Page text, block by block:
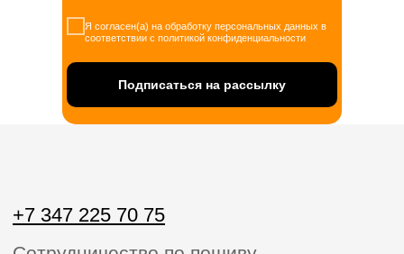
Я согласен(а) на обработку персональных данных в
соответствии с политикой конфиденциальности
Подписаться на рассылку